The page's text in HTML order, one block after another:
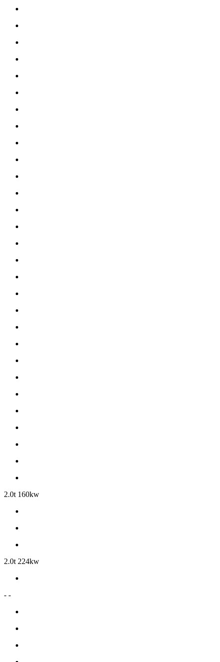
2.0t 160kw
2.0t 224kw
- -